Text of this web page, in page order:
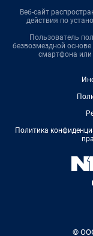
Веб-сайт
действия по
Пользователь
безвозмездной
смартфона или
Политика
©